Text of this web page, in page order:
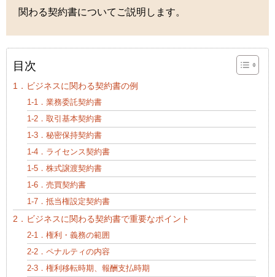
関わる契約書についてご説明します。
目次
1．ビジネスに関わる契約書の例
1-1．業務委託契約書
1-2．取引基本契約書
1-3．秘密保持契約書
1-4．ライセンス契約書
1-5．株式譲渡契約書
1-6．売買契約書
1-7．抵当権設定契約書
2．ビジネスに関わる契約書で重要なポイント
2-1．権利・義務の範囲
2-2．ペナルティの内容
2-3．権利移転時期、報酬支払時期